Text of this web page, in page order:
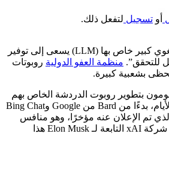
أو تسجيل لتفعل ذلك.
تقوم هولندا ببناء نموذج لغوي كبير خاص بها (LLM) يسعى إلى توفير
للتحقق”. منظمة العفو الدولية روبوتات
بتطوير روبوت الدردشة الخاص بهم
بالذكاء الاصطناعي هذه الأيام، بدءًا من Bard من Google وBing Chat
من Microsoft إلى Grok الذي تم الإعلان عنه مؤخرًا، وهو منافس
جديد لـ ChatGPT أطلقته شركة xAI التابعة لـ Elon Musk هذا